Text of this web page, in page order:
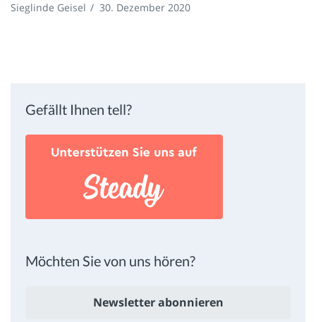
Sieglinde Geisel / 30. Dezember 2020
Gefällt Ihnen tell?
Möchten Sie von uns hören?
Newsletter abonnieren